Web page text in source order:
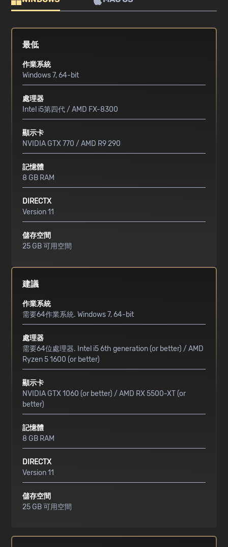
最低
作業系統
Windows 7, 64-bit
處理器
Intel i5第四代 / AMD FX-8300
顯示卡
NVIDIA GTX 770 / AMD R9 290
記憶體
8 GB RAM
DIRECTX
Version 11
儲存空間
25 GB 可用空間
建議
作業系統
需要64作業系統. Windows 7, 64-bit
處理器
需要64位處理器. Intel i5 6th generation (or better) / AMD
Ryzen 5 1600 (or better)
顯示卡
NVIDIA GTX 1060 (or better) / AMD RX 5500-XT (or
better)
記憶體
8 GB RAM
DIRECTX
Version 11
儲存空間
25 GB 可用空間